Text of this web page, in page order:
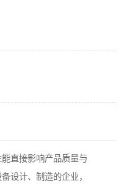
直接影响产品质量与
设计、制造的企业，